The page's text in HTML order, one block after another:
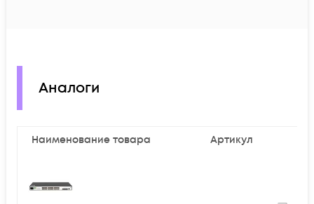
Аналоги
Наименование товара Артикул